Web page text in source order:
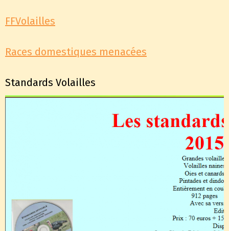
FFVolailles
Races domestiques menacées
Standards Volailles